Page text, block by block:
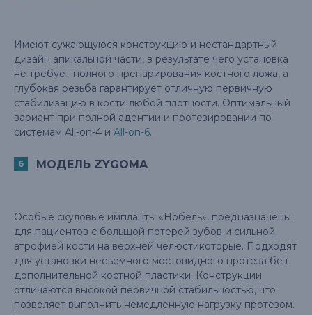
Имеют сужающуюся конструкцию и нестандартный
дизайн апикальной части, в результате чего установка
не требует полного препарирования костного ложа, а
глубокая резьба гарантирует отличную первичную
стабилизацию в кости любой плотности. Оптимальный
вариант при полной адентии и протезировании по
системам All-on-4 и All-on-6.
МОДЕЛЬ ZYGOMA
Особые скуловые импланты «Нобель», предназначены
для пациентов с большой потерей зубов и сильной
атрофией кости на верхней челюстикоторые. Подходят
для установки несъемного мостовидного протеза без
дополнительной костной пластики. Конструкции
отличаются высокой первичной стабильностью, что
позволяет выполнить немедленную нагрузку протезом.